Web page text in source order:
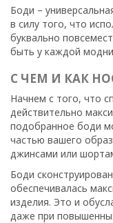
Боди –
в силу того, что
буквально
быть у каждой
С ЧЕМ И КАК
Начнем с того, что
действительно
подобранное боди
частью вашего
джинсами или
Боди
обеспечивалась
изделия. Это и
даже при